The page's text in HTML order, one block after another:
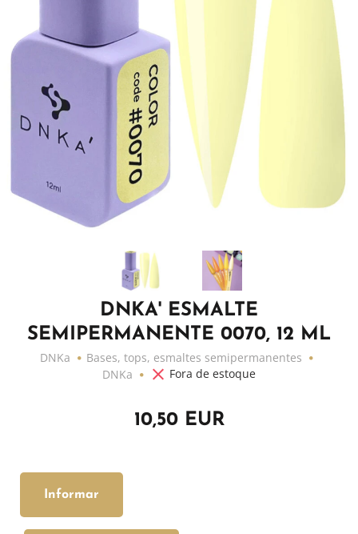
DNKA' ESMALTE
SEMIPERMANENTE 0070, 12 ML
DNKa
Bases, tops, esmaltes semipermanentes
DNKa
Fora de estoque
10,50 EUR
Informar